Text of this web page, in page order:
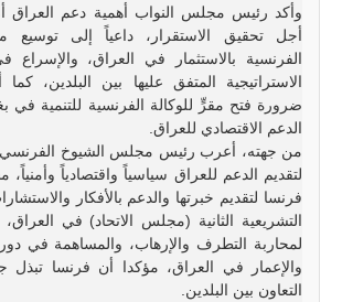
وأكد رئيس مجلس النواب أهمية دعم العراق
أجل تحقيق الاستقرار، داعياً إلى توسيع
الفرنسية بالاستثمار في العراق، والإسراع
الاستراتيجية المتفق عليها بين البلدين،
ضرورة فتح مقرٍّ للوكالة الفرنسية للتنمية في
الدعم الاقتصادي للعراق.
من جهته، أعرب رئيس مجلس الشيوخ الفرنسي
لتقديم الدعم للعراق سياسياً واقتصادياً وأمنياً،
فرنسا لتقديم خبرتها والدعم بالأفكار
التشريعية الثانية (مجلس الاتحاد) في العراق،
لمحاربة التطرف والإرهاب، والمساهمة في دور
والإعمار في العراق، مؤكدا أن فرنسا تبذل
التعاون بين البلدين.